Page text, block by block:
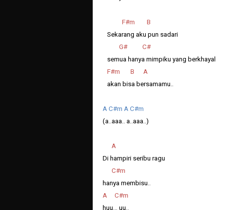
F#m B
Sekarang aku pun sadari
G# C#
semua hanya mimpiku yang berkhayal
F#m B A
akan bisa bersamamu..
A C#m A C#m
(a..aaa.. a..aaa..)
A
Di hampiri seribu ragu
C#m
hanya membisu..
A C#m
huu... uu..